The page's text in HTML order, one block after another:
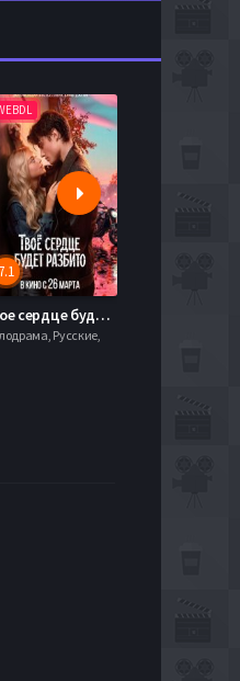
7.1
Твое сердце будет разбито (2026)
Русские,